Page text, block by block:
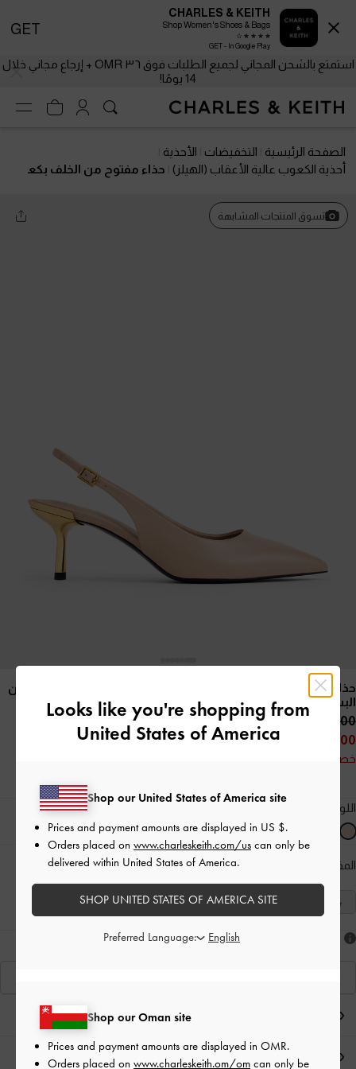
استمتع بالشحن المجاني لجميع الطلبات فوق ٣٦ OMR + إرجاع مجاني خلال
14 يومًا!
الصفحة الرئيسية التخفيضات
الأحذية
أحذية الكعوب عالية الأعقاب (الهيلز)
حذاء مفتوح من الخلف بكع
تسوق المنتجات المشابهة
حذاء مفتوح من الخلف بكعب القطة الكلاسيكي ولمعة معدنية
- لون
البشرة الطبيعي
38.00 OMR
20.00 OMR
خصم 47%
اللون:
المقاس: دليل المقاسات
35
37
38
39
40
هل أعجبكَ ما رأيت؟
تفاصيل المنتج وتعليمات العناية
CHARLES & KEITH
Shop Women's Shoes & Bags
GET - In Google Play
GET
Looks like you're shopping from
United States of America
Shop our Oman site
Prices and payment amounts are displayed in OMR.
Orders placed on www.charleskeith.om/om can only be
Shop our United States of America site
Prices and payment amounts are displayed in US $.
Orders placed on www.charleskeith.com/us can only be
delivered within United States of America.
SHOP UNITED STATES OF AMERICA SITE
Preferred Language: